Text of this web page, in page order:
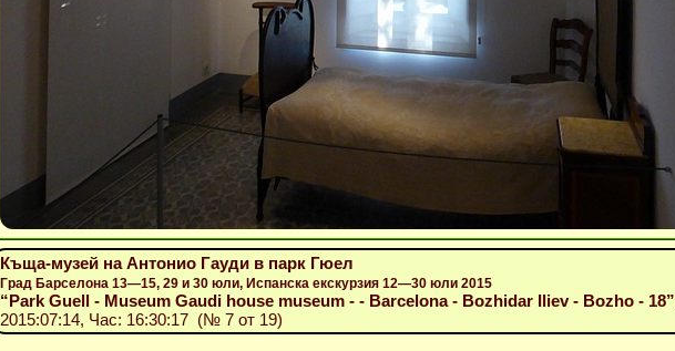
Къща-музей на Антонио Гауди в парк Гюел
Град Барселона 13—15, 29 и 30 юли, Испанска екскурзия 12—30 юли 2015
“Park Guell - Museum Gaudi house museum - - Barcelona - Bozhidar Iliev - Bozho - 18”
2015:07:14, Час: 16:30:17 (№ 7 от 19)